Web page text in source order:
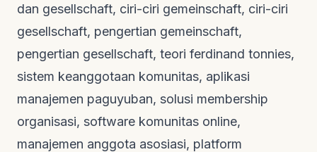
dan gesellschaft, ciri-ciri gemeinschaft, ciri-ciri
gesellschaft, pengertian gemeinschaft,
pengertian gesellschaft, teori ferdinand tonnies,
sistem keanggotaan komunitas, aplikasi
manajemen paguyuban, solusi membership
organisasi, software komunitas online,
manajemen anggota asosiasi, platform